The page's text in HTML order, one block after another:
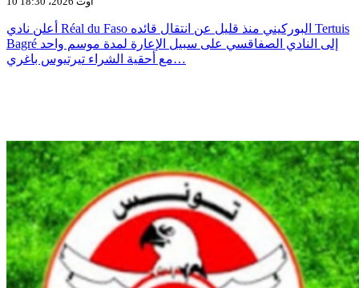
أعلن نادي Réal du Faso البوركيني منذ قليل عن انتقال قائده Tertuis
Bagré إلى النادي الصفاقسي على سبيل الإعارة لمدة موسم واحد
مع أحقية الشراء تيرتيوس باغري…